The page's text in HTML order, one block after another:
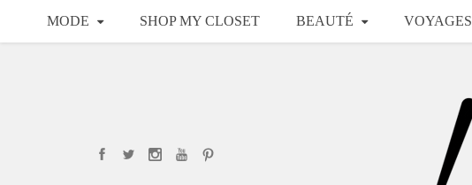
MODE SHOP MY CLOSET BEAUTÉ VOYAGES